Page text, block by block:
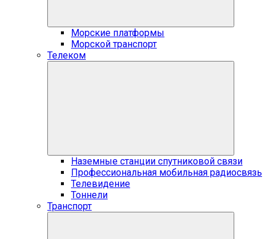
Морские платформы
Морской транспорт
Телеком
Наземные станции спутниковой связи
Профессиональная мобильная радиосвязь
Телевидение
Тоннели
Транспорт